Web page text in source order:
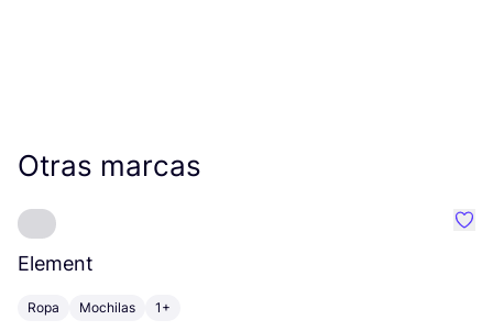
Otras marcas
Element
Ropa Mochilas 1+